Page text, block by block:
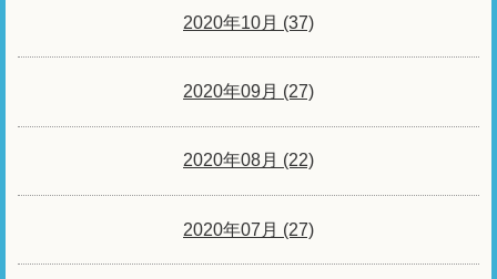
2020年10月 (37)
2020年09月 (27)
2020年08月 (22)
2020年07月 (27)